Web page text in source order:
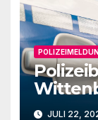
JULI 22,